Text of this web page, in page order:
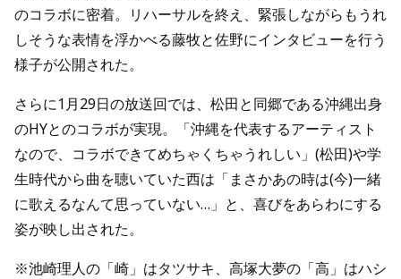
のコラボに密着。リハーサルを終え、緊張しながらもうれ
しそうな表情を浮かべる藤牧と佐野にインタビューを行う
様子が公開された。
さらに1月29日の放送回では、松田と同郷である沖縄出身
のHYとのコラボが実現。「沖縄を代表するアーティスト
なので、コラボできてめちゃくちゃうれしい」(松田)や学
生時代から曲を聴いていた西は「まさかあの時は(今)一緒
に歌えるなんて思っていない…」と、喜びをあらわにする
姿が映し出された。
※池崎理人の「崎」はタツサキ、高塚大夢の「高」はハシ